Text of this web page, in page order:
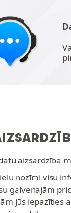
aizsardzība
nozīmi visu
galvenajām
jūs iepazīties